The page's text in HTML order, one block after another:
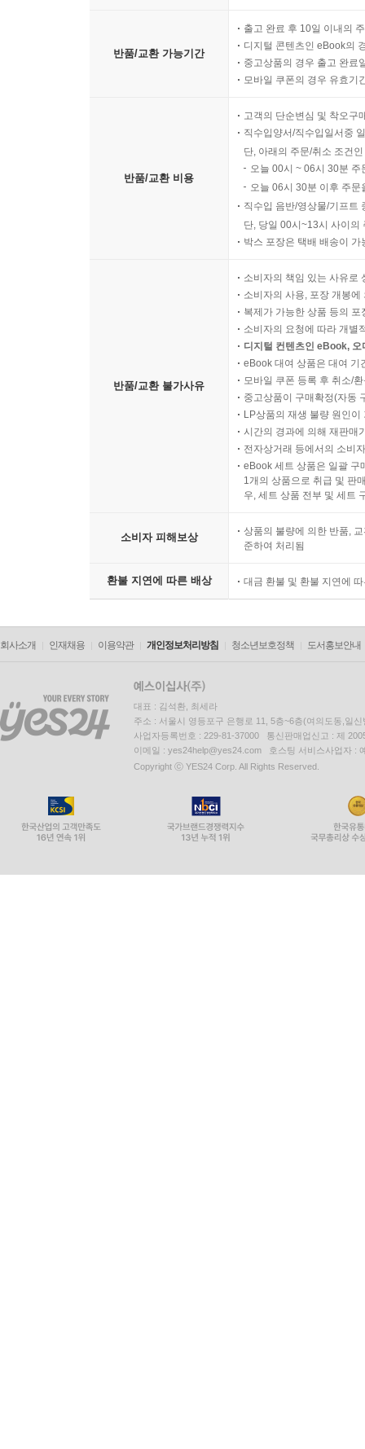
반품/교환 가능기간
출고 완료 후 10일 이내의
디지털 콘텐츠인 eBook의
중고상품의 경우 출고 완료
모바일 쿠폰의 경우 유효기
반품/교환 비용
고객의 단순변심 및 착오구
직수입양서/직수입일서중
단, 아래의 주문/취소 조건
오늘 00시 ~ 06시 30분
오늘 06시 30분 이후 주
직수입 음반/영상물/기프트
단, 당일 00시~13시 사이의
박스 포장은 택배 배송이
반품/교환 불가사유
소비자의 책임 있는 사유로
소비자의 사용, 포장 개봉
복제가 가능한 상품 등의
소비자의 요청에 따라 개별
디지털 컨텐츠인 eBook,
eBook 대여 상품은 대여 기
모바일 쿠폰 등록 후 취소/
중고상품이 구매확정(자동
LP상품의 재생 불량 원인
시간의 경과에 의해 재판매
전자상거래 등에서의 소비
eBook 세트 상품은 일괄 구
1개의 상품으로 취급 및 판
우, 세트 상품 전부 및 세트
소비자 피해보상
상품의 불량에 의한 반품,
준하여 처리됨
환불 지연에 따른 배상 대금 환불 및 환불 지연에
회사소개 인재채용 이용약관 개인정보처리방침 청소년보호정책 도서홍보안내
대표 : 김석환, 최세라
주소 : 서울시 영등포구 은행로 11, 5층~6층(여의도동,일신
사업자등록번호 : 229-81-37000 통신판매업신고 : 제
이메일 : yes24help@yes24.com 호스팅 서비스사업자 :
Copyright ⓒ YES24 Corp. All Rights Reserved.